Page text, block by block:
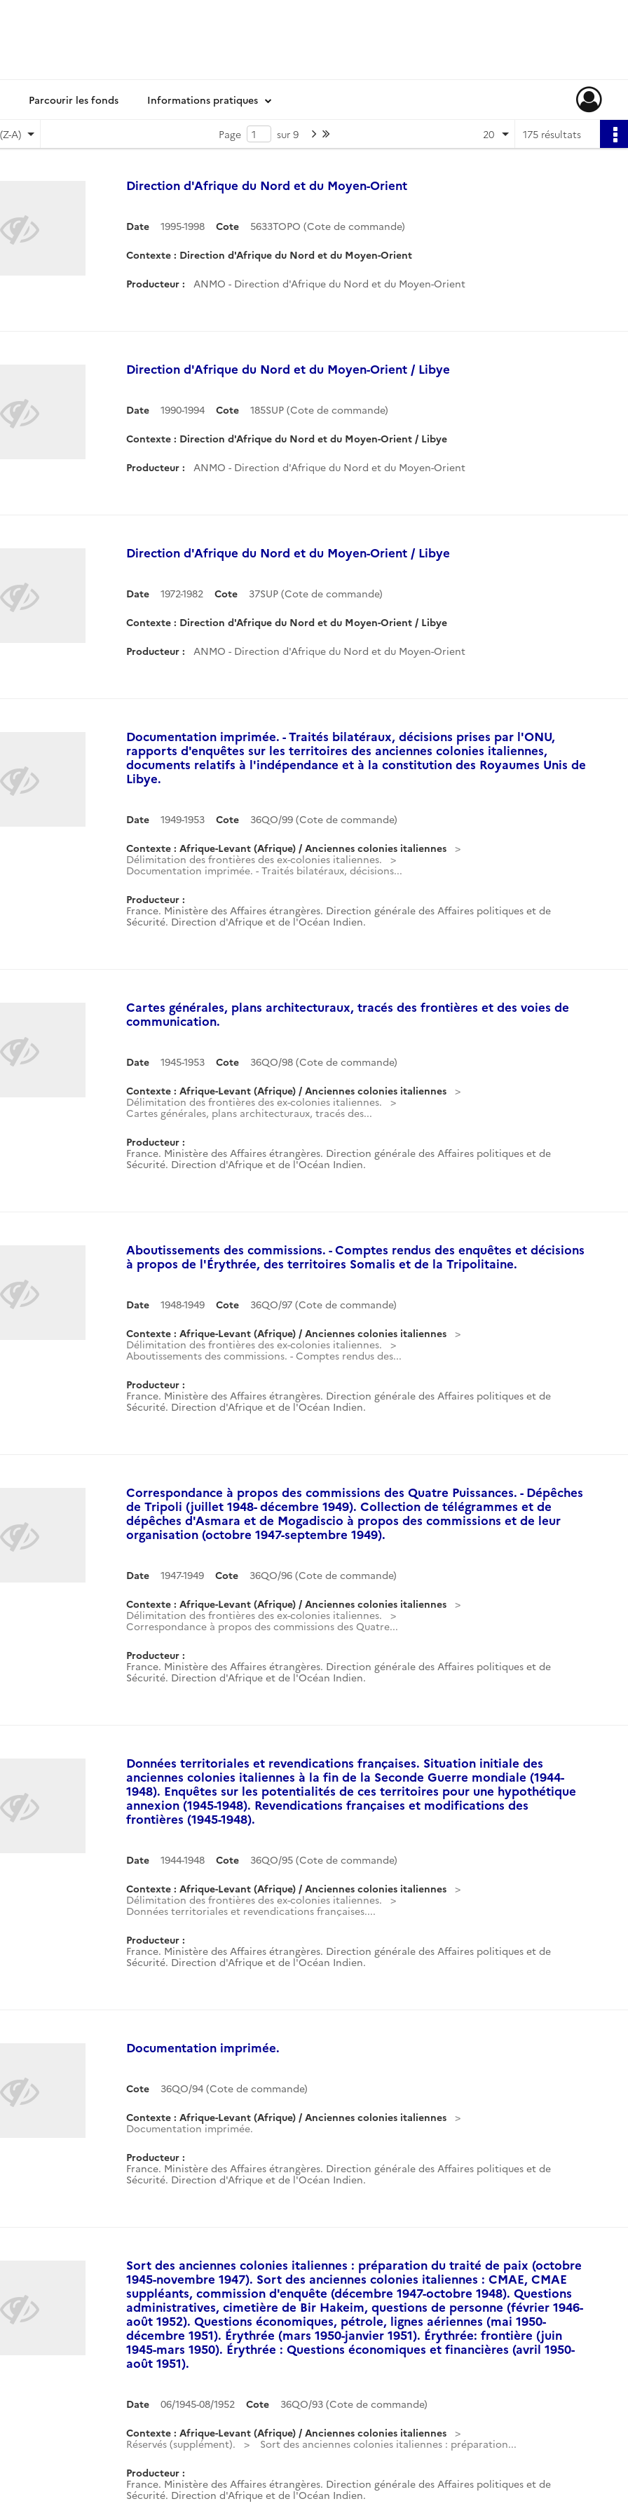
Parcourir les fonds Informations pratiques
A) Page sur 9 Page suivante : 1/9 175 résultats
20
Direction d'Afrique du Nord et du Moyen-Orient
Date 1995-1998 Cote 5633TOPO (Cote de commande)
Contexte : Direction d'Afrique du Nord et du Moyen-Orient
Producteur : ANMO - Direction d'Afrique du Nord et du Moyen-Orient
Direction d'Afrique du Nord et du Moyen-Orient / Libye
Date 1990-1994 Cote 185SUP (Cote de commande)
Contexte : Direction d'Afrique du Nord et du Moyen-Orient / Libye
Producteur : ANMO - Direction d'Afrique du Nord et du Moyen-Orient
Direction d'Afrique du Nord et du Moyen-Orient / Libye
Date 1972-1982 Cote 37SUP (Cote de commande)
Contexte : Direction d'Afrique du Nord et du Moyen-Orient / Libye
Producteur : ANMO - Direction d'Afrique du Nord et du Moyen-Orient
Documentation imprimée. - Traités bilatéraux, décisions prises par l'ONU,
rapports d'enquêtes sur les territoires des anciennes colonies italiennes,
documents relatifs à l'indépendance et à la constitution des Royaumes Unis de
Libye.
Date 1949-1953 Cote 36QO/99 (Cote de commande)
Contexte : Afrique-Levant (Afrique) / Anciennes colonies italiennes
Délimitation des frontières des ex-colonies italiennes.
Documentation imprimée. - Traités bilatéraux, décisions...
Producteur :
France. Ministère des Affaires étrangères. Direction générale des Affaires politiques et de
Sécurité. Direction d'Afrique et de l'Océan Indien.
Cartes générales, plans architecturaux, tracés des frontières et des voies de
communication.
Date 1945-1953 Cote 36QO/98 (Cote de commande)
Contexte : Afrique-Levant (Afrique) / Anciennes colonies italiennes
Délimitation des frontières des ex-colonies italiennes.
Cartes générales, plans architecturaux, tracés des...
Producteur :
France. Ministère des Affaires étrangères. Direction générale des Affaires politiques et de
Sécurité. Direction d'Afrique et de l'Océan Indien.
Aboutissements des commissions. - Comptes rendus des enquêtes et décisions
à propos de l'Érythrée, des territoires Somalis et de la Tripolitaine.
Date 1948-1949 Cote 36QO/97 (Cote de commande)
Contexte : Afrique-Levant (Afrique) / Anciennes colonies italiennes
Délimitation des frontières des ex-colonies italiennes.
Aboutissements des commissions. - Comptes rendus des...
Producteur :
France. Ministère des Affaires étrangères. Direction générale des Affaires politiques et de
Sécurité. Direction d'Afrique et de l'Océan Indien.
Correspondance à propos des commissions des Quatre Puissances. - Dépêches
de Tripoli (juillet 1948- décembre 1949). Collection de télégrammes et de
dépêches d'Asmara et de Mogadiscio à propos des commissions et de leur
organisation (octobre 1947-septembre 1949).
Date 1947-1949 Cote 36QO/96 (Cote de commande)
Contexte : Afrique-Levant (Afrique) / Anciennes colonies italiennes
Délimitation des frontières des ex-colonies italiennes.
Correspondance à propos des commissions des Quatre...
Producteur :
France. Ministère des Affaires étrangères. Direction générale des Affaires politiques et de
Sécurité. Direction d'Afrique et de l'Océan Indien.
Données territoriales et revendications françaises. Situation initiale des
anciennes colonies italiennes à la fin de la Seconde Guerre mondiale (1944-
1948). Enquêtes sur les potentialités de ces territoires pour une hypothétique
annexion (1945-1948). Revendications françaises et modifications des
frontières (1945-1948).
Date 1944-1948 Cote 36QO/95 (Cote de commande)
Contexte : Afrique-Levant (Afrique) / Anciennes colonies italiennes
Délimitation des frontières des ex-colonies italiennes.
Données territoriales et revendications françaises....
Producteur :
France. Ministère des Affaires étrangères. Direction générale des Affaires politiques et de
Sécurité. Direction d'Afrique et de l'Océan Indien.
Documentation imprimée.
Cote 36QO/94 (Cote de commande)
Contexte : Afrique-Levant (Afrique) / Anciennes colonies italiennes
Documentation imprimée.
Producteur :
France. Ministère des Affaires étrangères. Direction générale des Affaires politiques et de
Sécurité. Direction d'Afrique et de l'Océan Indien.
Sort des anciennes colonies italiennes : préparation du traité de paix (octobre
1945-novembre 1947). Sort des anciennes colonies italiennes : CMAE, CMAE
suppléants, commission d'enquête (décembre 1947-octobre 1948). Questions
administratives, cimetière de Bir Hakeim, questions de personne (février 1946-
août 1952). Questions économiques, pétrole, lignes aériennes (mai 1950-
décembre 1951). Érythrée (mars 1950-janvier 1951). Érythrée: frontière (juin
1945-mars 1950). Érythrée : Questions économiques et financières (avril 1950-
août 1951).
Date 06/1945-08/1952 Cote 36QO/93 (Cote de commande)
Contexte : Afrique-Levant (Afrique) / Anciennes colonies italiennes
Réservés (supplément).
Sort des anciennes colonies italiennes : préparation...
Producteur :
France. Ministère des Affaires étrangères. Direction générale des Affaires politiques et de
Sécurité. Direction d'Afrique et de l'Océan Indien.